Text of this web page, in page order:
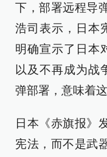
下，部署远程导
浩司表示，日本
明确宣示了日本
以及不再成为战
弹部署，意味着
日本《赤旗报》
宪法，而不是武